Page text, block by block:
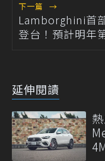
下一篇 →
Lamborghini首
登台！預計明年
延伸閱讀